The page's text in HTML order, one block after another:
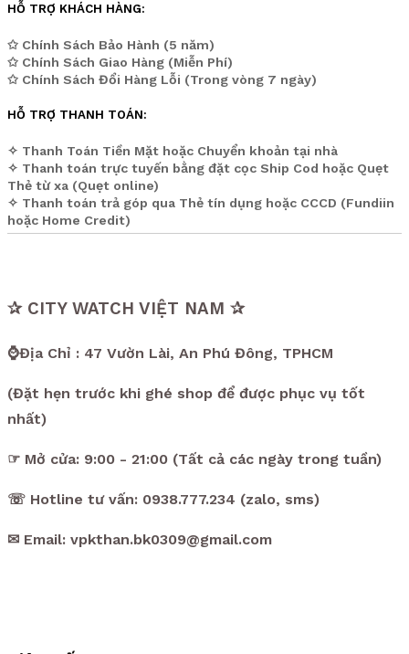
HỖ TRỢ KHÁCH HÀNG:
✩ Chính Sách Bảo Hành (5 năm)
✩ Chính Sách Giao Hàng (Miễn Phí)
✩ Chính Sách Đổi Hàng Lỗi (Trong vòng 7 ngày)
HỖ TRỢ THANH TOÁN:
✧ Thanh Toán Tiền Mặt hoặc Chuyển khoản tại nhà
✧ Thanh toán trực tuyến bằng đặt cọc Ship Cod hoặc Quẹt
Thẻ từ xa (Quẹt online)
✧ Thanh toán trả góp qua Thẻ tín dụng hoặc CCCD (Fundiin
hoặc Home Credit)
✰ CITY WATCH VIỆT NAM ✰
⌚Địa Chỉ : 47 Vườn Lài, An Phú Đông, TPHCM
(Đặt hẹn trước khi ghé shop để được phục vụ tốt
nhất)
☞ Mở cửa: 9:00 - 21:00 (Tất cả các ngày trong tuần)
☏ Hotline tư vấn: 0938.777.234 (zalo, sms)
✉ Email: vpkthan.bk0309@gmail.com